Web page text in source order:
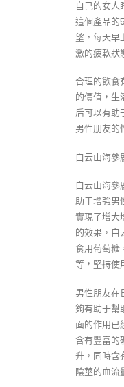
自己的女人
這個產品的
望，每天早
激的疲軟狀
合理的飲食
的價值，生
后可以有助
男性朋友的
白云山海參
白云山海參
助于增強男
實現了增大
的效果，白
食用葡萄糖
等，堅持使
男性朋友在
夠有助于幫
面的作用已
含有豐富的
升，同時含
陰莖的血流